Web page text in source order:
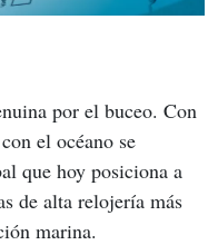
por el buceo. Con
el océano se
que hoy posiciona a
de alta relojería más
marina.